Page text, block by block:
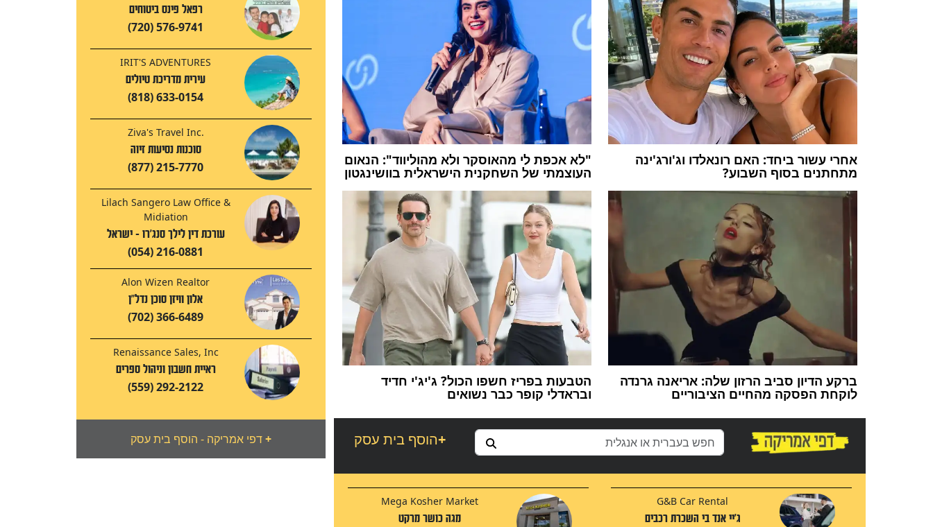
רפאל פינס ביטוחים
(720) 576-9741
IRIT'S ADVENTURES
עירית מדריכת טיולים
(818) 633-0154
Ziva's Travel Inc.
סוכנות נסיעות זיוה
(877) 215-7770
Lilach Sangero Law Office &
Midiation
עורכת דין לילך סנג'רו - ישראל
(054) 216-0881
Alon Wizen Realtor
אלון וויזן סוכן נדל"ן
(702) 366-6489
Renaissance Sales, Inc
ראיית חשבון וניהול ספרים
(559) 292-2122
דפי אמריקה - הוסף בית עסק+
"לא אכפת לי מהאוסקר ולא מהוליווד": הנאום
העוצמתי של השחקנית הישראלית בוושינגטון
אחרי עשור ביחד: האם רונאלדו וג'ורג'ינה
מתחתנים בסוף השבוע?
הטבעות בפריז חשפו הכול? ג'יג'י חדיד
ובראדלי קופר כבר נשואים
ברקע הדיון סביב הרזון שלה: אריאנה גרנדה
לוקחת הפסקה מהחיים הציבוריים
הוסף בית עסק+
Mega Kosher Market
מגה כושר מרקט
G&B Car Rental
ג'יי אנד בי השכרת רכבים